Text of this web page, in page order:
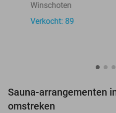
Winschoten
Verkocht: 89
Sauna-arrangementen
omstreken